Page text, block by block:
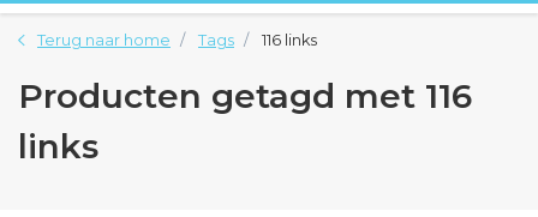
Terug naar home Tags 116 links
Producten getagd met 116
links